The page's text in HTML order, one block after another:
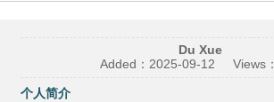
Du Xue
Added： 2025-09-12 Views：
个人简介